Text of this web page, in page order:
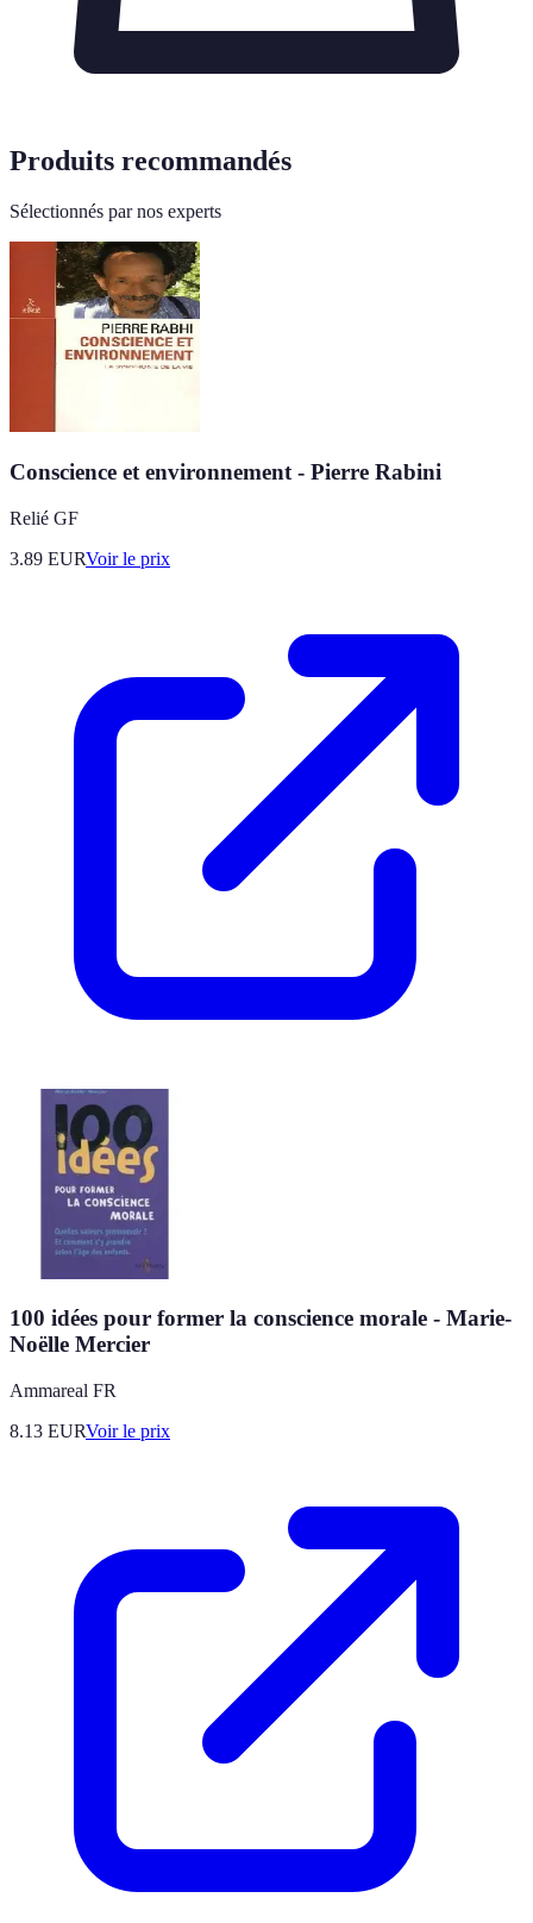
Produits recommandés
Sélectionnés par nos experts
Conscience et environnement - Pierre Rabini
Relié GF
3.89 EURVoir le prix
100 idées pour former la conscience morale - Marie-
Noëlle Mercier
Ammareal FR
8.13 EURVoir le prix